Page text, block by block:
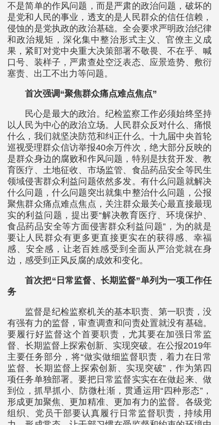
不是简单的作风问题，而是严肃的政治问题，破坏的
是党和人民的事业，透支的是人民群众的信任信赖，
侵蚀的是党执政的政治基础。全会要求严明政治纪律
和政治规矩，深化集中整治形式主义、官僚主义成
果，紧盯对党中央重大决策部署不敬畏、不在乎、喊
口号、装样子，严肃查处空泛表态、应景造势、敷衍
塞责、出工不出力等问题。
首次强调“聚焦群众痛点难点焦点”
民心是最大的政治。纪检监察工作必须始终坚持
以人民为中心的政治立场。人民群众反对什么、痛恨
什么，我们就坚决防范和纠正什么。十九届中央首轮
巡视受理群众信访举报40余万件次，绝大部分反映的
是群众身边的腐败和作风问题，特别是扶贫开发、教
育医疗、土地征收、市场监管、食品药品安全等民生
领域侵害群众利益问题依然多发。有什么问题就解决
什么问题，什么问题突出就集中整治什么问题，公报
聚焦群众痛点难点焦点，关注群众最关心最直接最现
实的利益问题，提出要“解决教育医疗、环境保护、
食品药品安全等方面侵害群众利益问题”，为的就是
要让人民群众有更多更直接更实在的获得感、幸福
感、安全感，让老百姓感受到全面从严治党就在身
边，感受到正风反腐的成效和变化。
首次把“日常监督、长期监督”单列为一项工作任
务
监督是纪检监察机关的基本职责、第一职责，没
有强有力的监督，审查调查和问责处置就没有基础。
要履行好监督这个首要职责，尤其要在加强日常监
督、长期监督上探索创新、实现突破。在公报2019年
主要任务部分，将“做实做细监督职责，着力在日常
监督、长期监督上探索创新、实现突破”，作为第四
项任务单独部署。要把日常监督实实在在做起来、做
到位，抓早抓小、防微杜渐，贯通运用“四种形态”，
形成更加聚焦、更加精准、更加有力的监督。各级党
组织、党员干部要认真履行日常监督职责，持续用